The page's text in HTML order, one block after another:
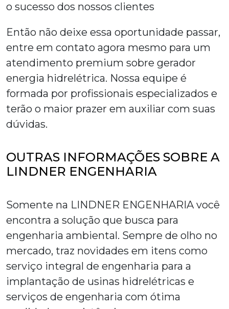
o sucesso dos nossos clientes
Então não deixe essa oportunidade passar,
entre em contato agora mesmo para um
atendimento premium sobre gerador
energia hidrelétrica. Nossa equipe é
formada por profissionais especializados e
terão o maior prazer em auxiliar com suas
dúvidas.
OUTRAS INFORMAÇÕES SOBRE A
LINDNER ENGENHARIA
Somente na LINDNER ENGENHARIA você
encontra a solução que busca para
engenharia ambiental. Sempre de olho no
mercado, traz novidades em itens como
serviço integral de engenharia para a
implantação de usinas hidrelétricas e
serviços de engenharia com ótima